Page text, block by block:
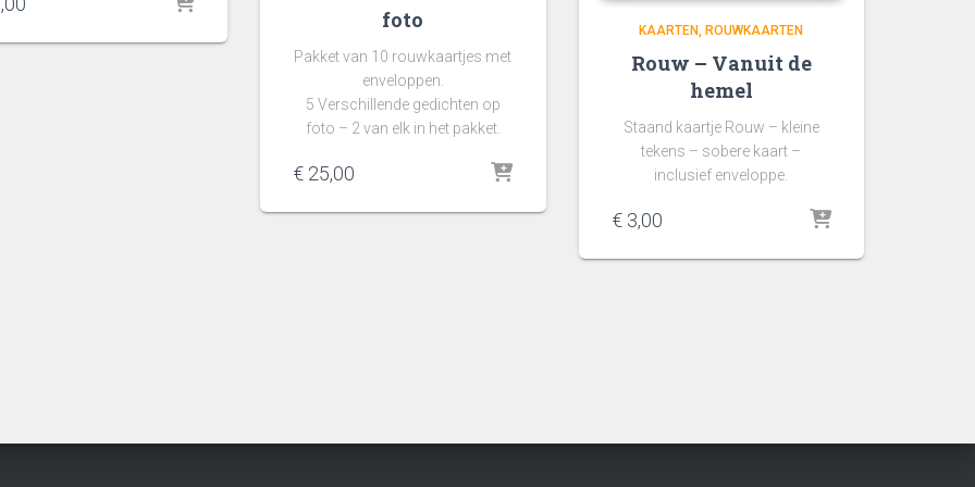
foto
Pakket van 10 rouwkaartjes met
enveloppen.
5 Verschillende gedichten op
foto – 2 van elk in het pakket.
€ 25,00
KAARTEN ROUWKAARTEN
Rouw – Vanuit de
hemel
Staand kaartje Rouw – kleine
tekens – sobere kaart –
inclusief enveloppe.
€3,00